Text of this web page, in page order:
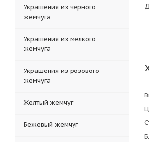
Украшения из черного
жемчуга
Украшения из мелкого
жемчуга
Украшения из розового
жемчуга
Желтый жемчуг
Бежевый жемчуг